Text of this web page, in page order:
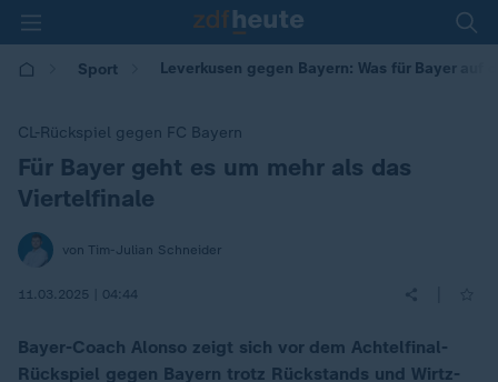
Sport Leverkusen gegen Bayern: Was für Bayer auf
CL-Rückspiel gegen FC Bayern
:Für Bayer geht es um mehr als das
Viertelfinale
von Tim-Julian Schneider
11.03.2025 | 04:44
Bayer-Coach Alonso zeigt sich vor dem Achtelfinal-
Rückspiel gegen Bayern trotz Rückstands und Wirtz-